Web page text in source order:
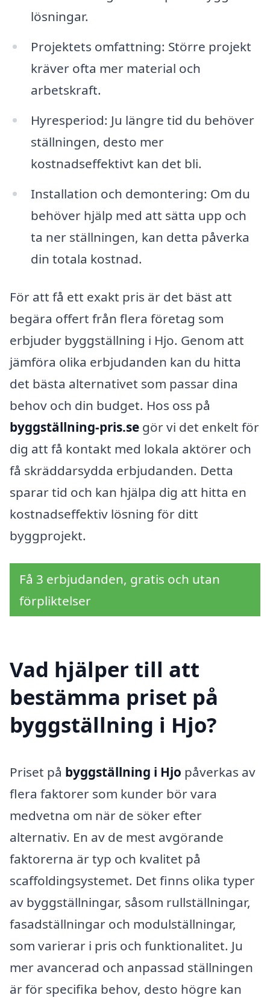
lösningar.
Projektets omfattning: Större projekt
kräver ofta mer material och
arbetskraft.
Hyresperiod: Ju längre tid du behöver
ställningen, desto mer
kostnadseffektivt kan det bli.
Installation och demontering: Om du
behöver hjälp med att sätta upp och
ta ner ställningen, kan detta påverka
din totala kostnad.
För att få ett exakt pris är det bäst att
begära offert från flera företag som
erbjuder byggställning i Hjo. Genom att
jämföra olika erbjudanden kan du hitta
det bästa alternativet som passar dina
behov och din budget. Hos oss på
byggställning-pris.se gör vi det enkelt för
dig att få kontakt med lokala aktörer och
få skräddarsydda erbjudanden. Detta
sparar tid och kan hjälpa dig att hitta en
kostnadseffektiv lösning för ditt
byggprojekt.
Få 3 erbjudanden, gratis och utan
förpliktelser
Vad hjälper till att
bestämma priset på
byggställning i Hjo?
Priset på byggställning i Hjo påverkas av
flera faktorer som kunder bör vara
medvetna om när de söker efter
alternativ. En av de mest avgörande
faktorerna är typ och kvalitet på
scaffoldingsystemet. Det finns olika typer
av byggställningar, såsom rullställningar,
fasadställningar och modulställningar,
som varierar i pris och funktionalitet. Ju
mer avancerad och anpassad ställningen
är för specifika behov, desto högre kan